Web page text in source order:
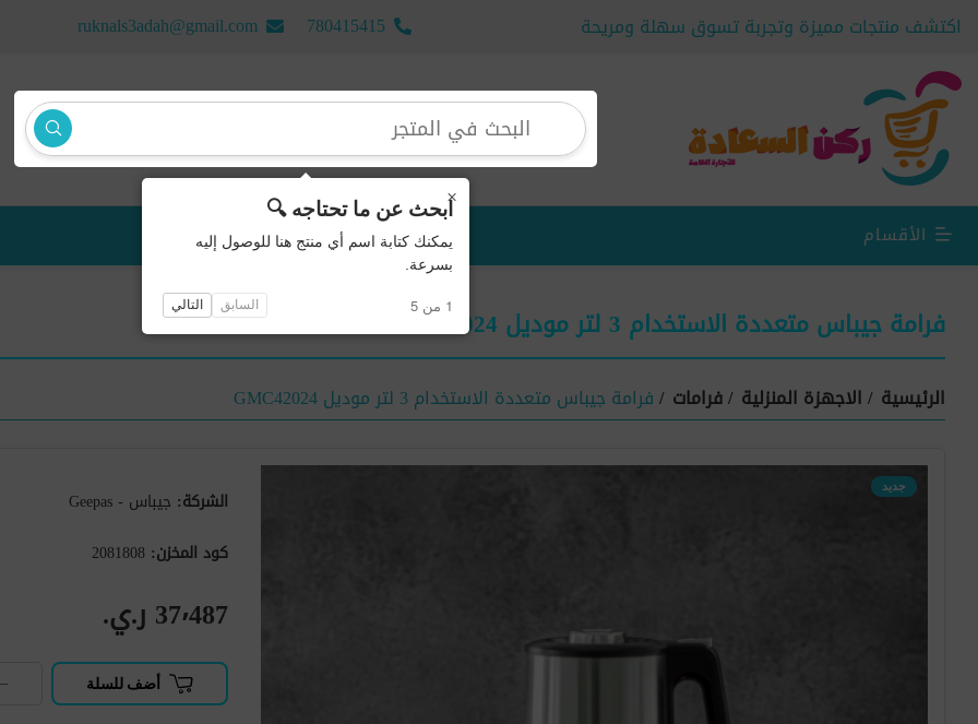
اكتشف منتجات مميزة وتجربة تسوق سهلة ومريحة 780415415
ruknals3adah@gmail.com
الأقسام منتجات جديدة
فرامة جيباس متعددة الاستخدام 3 لتر موديل GMC42024
الرئيسية /الاجهزة المنزلية /فرامات /فرامة جيباس متعددة الاستخدام 3 لتر موديل GMC42024
جديد
الشركة: جيباس - Geepas
كود المخزن: 2081808
37٬487 ر.ي.‏
أضف للسلة
×ابحث عن ما تحتاجه 🔍
يمكنك كتابة اسم أي منتج هنا للوصول إليه
بسرعة.
1 من 5 السابق التالي